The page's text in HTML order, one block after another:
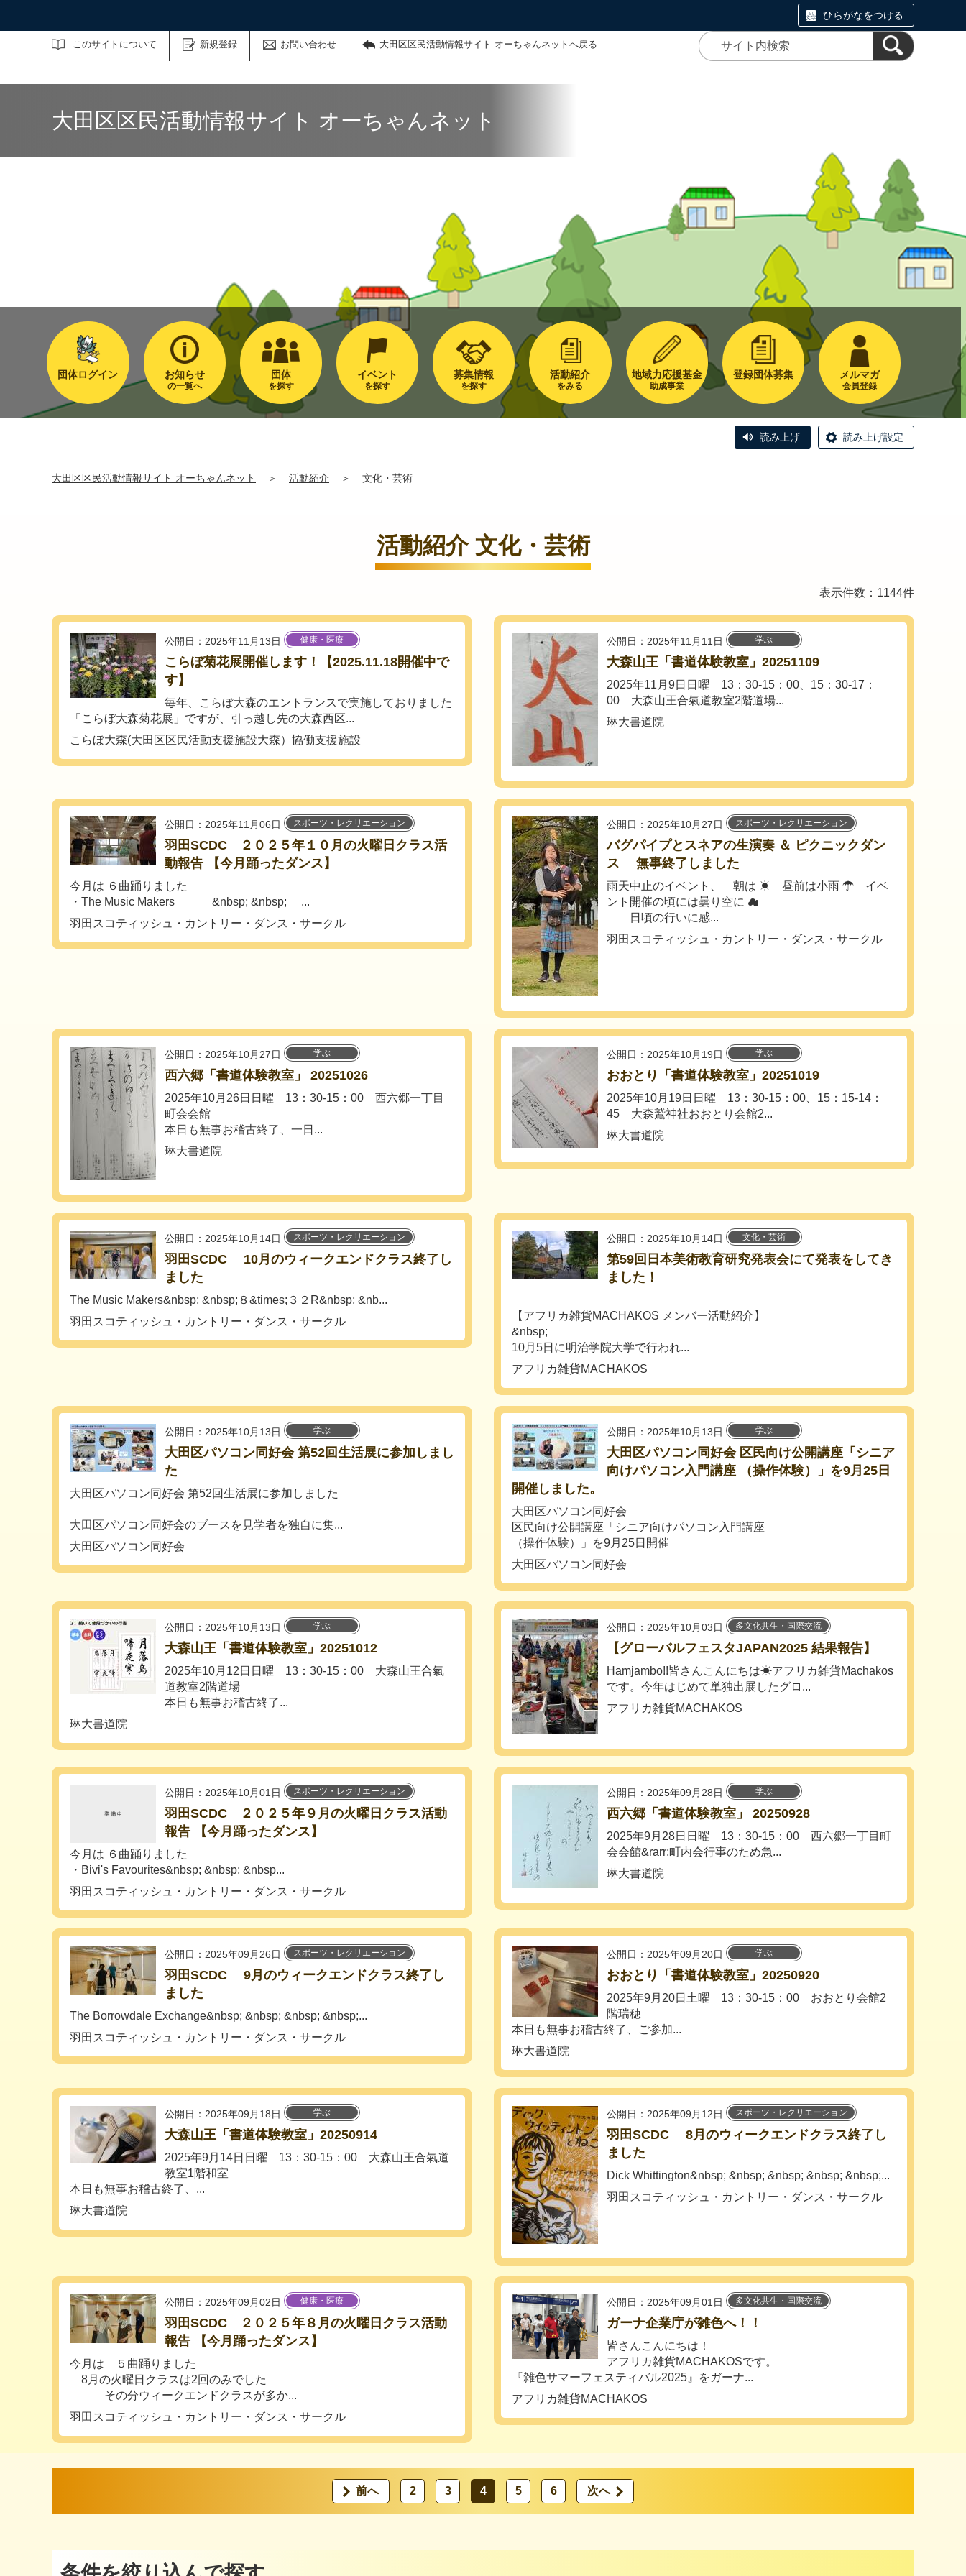
ひらがなをつける
このサイトについて 新規登録 お問い合わせ 大田区区民活動情報サイト オーちゃんネットへ戻る
サイト内検索
大田区区民活動情報サイト オーちゃんネット
団体ログイン お知らせ
の一覧へ
団体
を探す
イベント
を探す
募集情報
を探す
活動紹介
をみる
地域力応援基金
助成事業
登録団体募集 メルマガ
会員登録
読み上げ 読み上げ設定
大田区区民活動情報サイト オーちゃんネット ＞ 活動紹介 ＞ 文化・芸術
活動紹介 文化・芸術
表示件数：1144件
公開日：2025年11月13日 健康・医療
こらぼ菊花展開催します！【2025.11.18開催中で
す】
毎年、こらぼ大森のエントランスで実施しておりました
「こらぼ大森菊花展」ですが、引っ越し先の大森西区...
こらぼ大森(大田区区民活動支援施設大森）協働支援施設
公開日：2025年11月11日 学ぶ
大森山王「書道体験教室」20251109
2025年11月9日日曜 13：30-15：00、15：30-17：
00 大森山王合氣道教室2階道場...
琳大書道院
公開日：2025年11月06日 スポーツ・レクリエーション
羽田SCDC ２０２５年１０月の火曜日クラス活
動報告 【今月踊ったダンス】
今月は ６曲踊りました
・The Music Makers &nbsp; &nbsp; ...
羽田スコティッシュ・カントリー・ダンス・サークル
公開日：2025年10月27日 スポーツ・レクリエーション
バグパイプとスネアの生演奏 ＆ ピクニックダン
ス 無事終了しました
雨天中止のイベント、 朝は ☀ 昼前は小雨 ☂ イベ
ント開催の頃には曇り空に ☁
日頃の行いに感...
羽田スコティッシュ・カントリー・ダンス・サークル
公開日：2025年10月27日 学ぶ
西六郷「書道体験教室」 20251026
2025年10月26日日曜 13：30-15：00 西六郷一丁目
町会会館
本日も無事お稽古終了、一日...
琳大書道院
公開日：2025年10月19日 学ぶ
おおとり「書道体験教室」20251019
2025年10月19日日曜 13：30-15：00、15：15-14：
45 大森鷲神社おおとり会館2...
琳大書道院
公開日：2025年10月14日 スポーツ・レクリエーション
羽田SCDC 10月のウィークエンドクラス終了し
ました
The Music Makers&nbsp; &nbsp;８&times;３２R&nbsp; &nb...
羽田スコティッシュ・カントリー・ダンス・サークル
公開日：2025年10月14日 文化・芸術
第59回日本美術教育研究発表会にて発表をしてき
ました！
【アフリカ雑貨MACHAKOS メンバー活動紹介】
&nbsp;
10月5日に明治学院大学で行われ...
アフリカ雑貨MACHAKOS
公開日：2025年10月13日 学ぶ
大田区パソコン同好会 第52回生活展に参加しまし
た
大田区パソコン同好会 第52回生活展に参加しました
大田区パソコン同好会のブースを見学者を独自に集...
大田区パソコン同好会
公開日：2025年10月13日 学ぶ
大田区パソコン同好会 区民向け公開講座「シニア
向けパソコン入門講座 （操作体験）」を9月25日
開催しました。
大田区パソコン同好会
区民向け公開講座「シニア向けパソコン入門講座
（操作体験）」を9月25日開催
大田区パソコン同好会
公開日：2025年10月13日 学ぶ
大森山王「書道体験教室」20251012
2025年10月12日日曜 13：30-15：00 大森山王合氣
道教室2階道場
本日も無事お稽古終了...
琳大書道院
公開日：2025年10月03日 多文化共生・国際交流
【グローバルフェスタJAPAN2025 結果報告】
Hamjambo!!皆さんこんにちは☀アフリカ雑貨Machakos
です。今年はじめて単独出展したグロ...
アフリカ雑貨MACHAKOS
公開日：2025年10月01日 スポーツ・レクリエーション
羽田SCDC ２０２５年９月の火曜日クラス活動
報告 【今月踊ったダンス】
今月は ６曲踊りました
・Bivi's Favourites&nbsp; &nbsp; &nbsp...
羽田スコティッシュ・カントリー・ダンス・サークル
公開日：2025年09月28日 学ぶ
西六郷「書道体験教室」 20250928
2025年9月28日日曜 13：30-15：00 西六郷一丁目町
会会館&rarr;町内会行事のため急...
琳大書道院
公開日：2025年09月26日 スポーツ・レクリエーション
羽田SCDC 9月のウィークエンドクラス終了し
ました
The Borrowdale Exchange&nbsp; &nbsp; &nbsp; &nbsp;...
羽田スコティッシュ・カントリー・ダンス・サークル
公開日：2025年09月20日 学ぶ
おおとり「書道体験教室」20250920
2025年9月20日土曜 13：30-15：00 おおとり会館2
階瑞穂
本日も無事お稽古終了、ご参加...
琳大書道院
公開日：2025年09月18日 学ぶ
大森山王「書道体験教室」20250914
2025年9月14日日曜 13：30-15：00 大森山王合氣道
教室1階和室
本日も無事お稽古終了、...
琳大書道院
公開日：2025年09月12日 スポーツ・レクリエーション
羽田SCDC 8月のウィークエンドクラス終了し
ました
Dick Whittington&nbsp; &nbsp; &nbsp; &nbsp; &nbsp;...
羽田スコティッシュ・カントリー・ダンス・サークル
公開日：2025年09月02日 健康・医療
羽田SCDC ２０２５年８月の火曜日クラス活動
報告 【今月踊ったダンス】
今月は ５曲踊りました
8月の火曜日クラスは2回のみでした
その分ウィークエンドクラスが多か...
羽田スコティッシュ・カントリー・ダンス・サークル
公開日：2025年09月01日 多文化共生・国際交流
ガーナ企業庁が雑色へ！！
皆さんこんにちは！
アフリカ雑貨MACHAKOSです。
『雑色サマーフェスティバル2025』をガーナ...
アフリカ雑貨MACHAKOS
前へ 2 3 4 5 6 次へ